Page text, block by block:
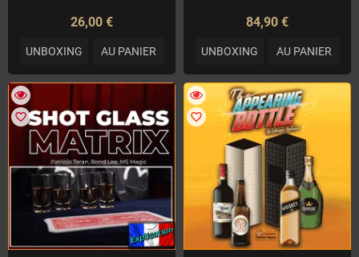
26,00 €
UNBOXING AU PANIER
84,90 €
UNBOXING AU PANIER
favorite_border favorite_border